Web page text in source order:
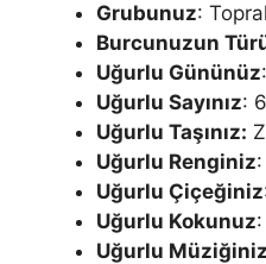
Grubunuz:
Burcunuzun
Uğurlu Gününüz
Uğurlu Sayınız:
Uğurlu Taşınız:
Uğurlu Renginiz
Uğurlu Çiçeğiniz
Uğurlu Kokunuz
Uğurlu Müziğiniz